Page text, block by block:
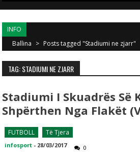
INFO
Ballina > Posts tagged "Stadiumi ne zjarr"
TAG: STADIUMI NE ZJARR
Stadiumi I Skuadrës Së
Shpërthen Nga Flakët
FUTBOLL Të Tjera
infosport - 28/03/2017 0